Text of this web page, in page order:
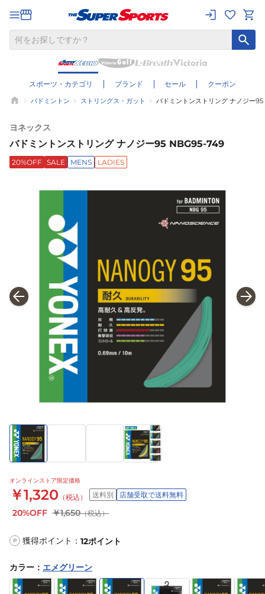
スポーツ・カテゴリ ブランド セール クーポン
バドミントン ストリングス・ガット バドミントンストリング ナノジー
ヨネックス
バドミントンストリング ナノジー95 NBG95-749
20%OFF SALE MENS LADIES
オンラインストア限定価格
￥1,320 （税込） 送料別 店舗受取で送料無料
20%OFF ￥1,650（税込）
P 獲得ポイント： 12ポイント
カラー ： エメグリーン